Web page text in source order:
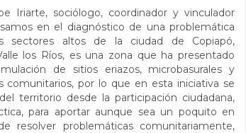
Iriarte, sociólogo, coordinador y vinculador
en el diagnóstico de una problemática
altos de la ciudad de Copiapó,
los Ríos, es una zona que ha presentado
de sitios eriazos, microbasurales y
por lo que en esta iniciativa se
territorio desde la participación ciudadana,
para aportar aunque sea un poquito en
resolver problemáticas comunitariamente,